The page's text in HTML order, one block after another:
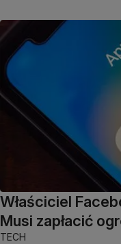
Właściciel
Musi zapłacić
TECH